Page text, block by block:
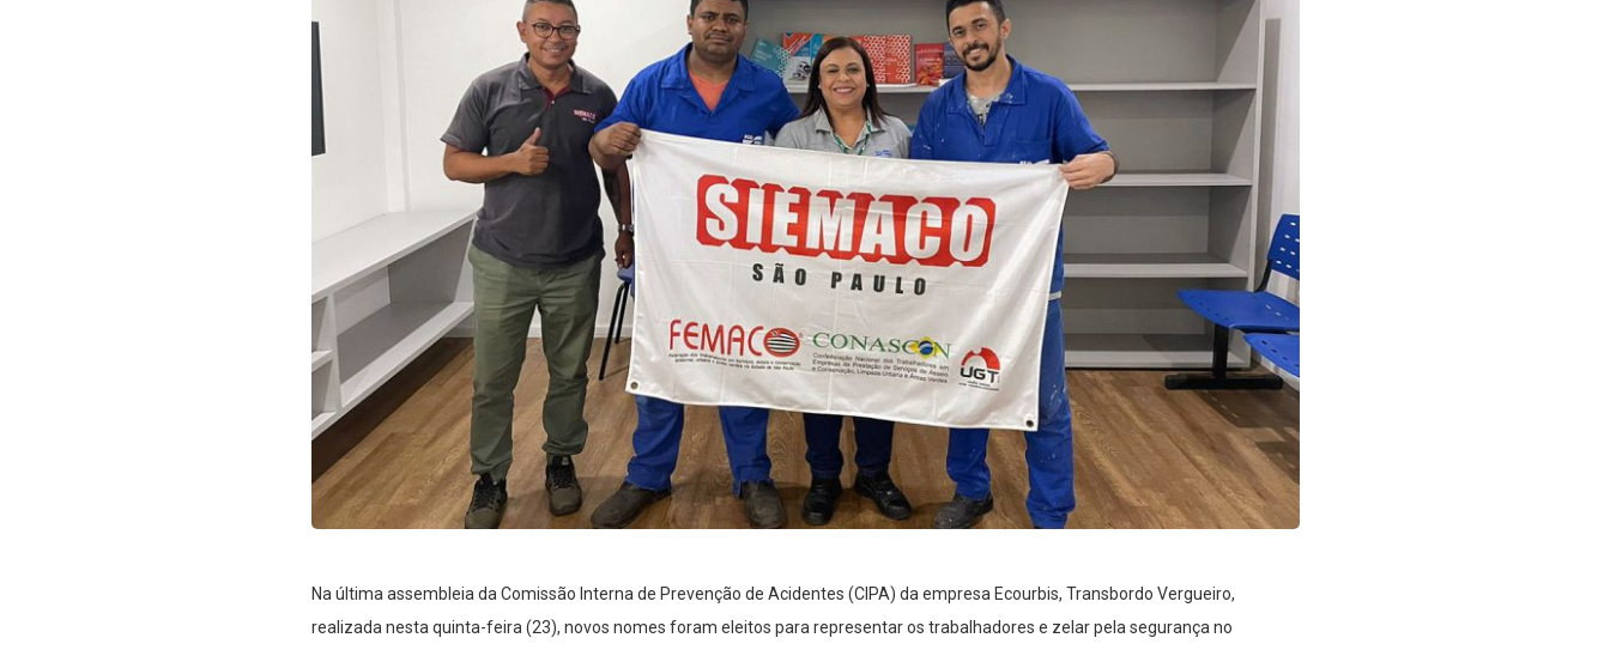
Na última assembleia da Comissão Interna de Prevenção de Acidentes (CIPA) da empresa Ecourbis, Transbordo Vergueiro,
realizada nesta quinta-feira (23), novos nomes foram eleitos para representar os trabalhadores e zelar pela segurança no